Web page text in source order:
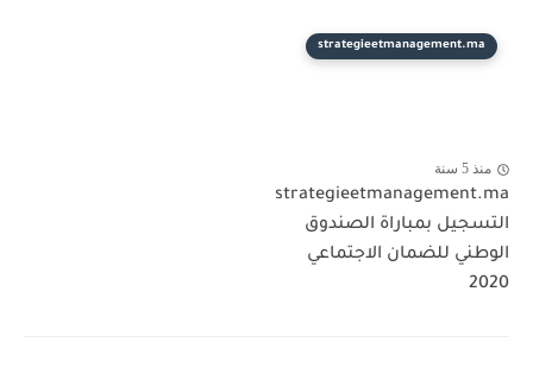
strategieetmanagement.ma
منذ 5 سنة
strategieetmanagement.ma
التسجيل بمباراة الصندوق
الوطني للضمان الاجتماعي
2020